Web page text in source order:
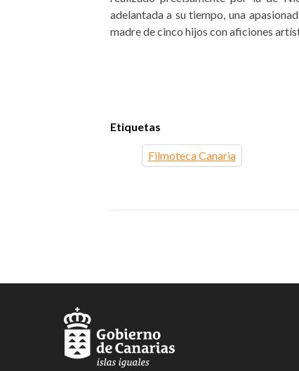
adelantada a su tiempo, una
madre de cinco hijos con aficiones
Etiquetas
Filmoteca Canaria